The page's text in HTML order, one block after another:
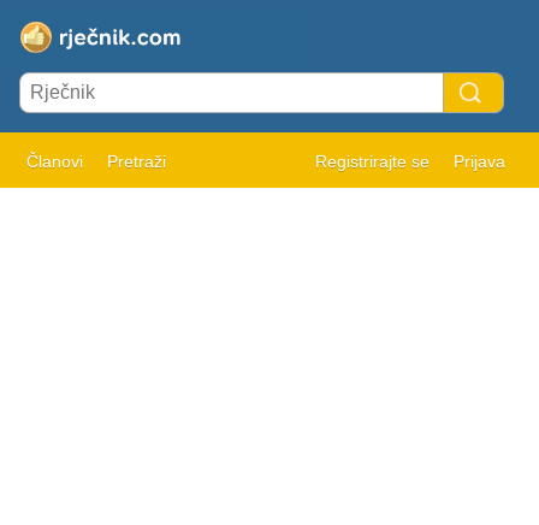
Članovi Pretraži Registrirajte se Prijava